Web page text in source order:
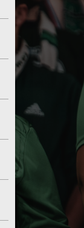
Informations
Mercredi 05 Août
Nouveau renfort
pour Lamine Sonko
Dans les coulisses
Mardi 04 Août
Les backstages du
Lundi 03 Août
Les Verts sur le
Lundi 03 Août